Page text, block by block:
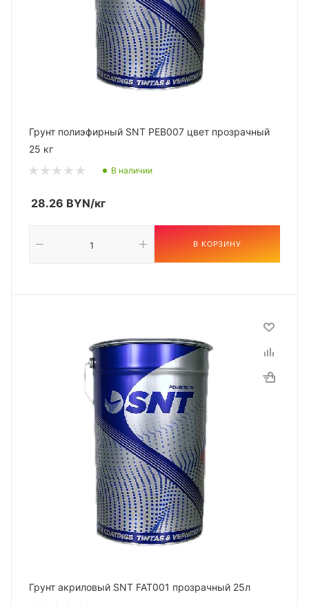
Грунт полиэфирный SNT PEB007 цвет прозрачный
25 кг
В наличии
28.26 BYN/кг
В КОРЗИНУ
Грунт акриловый SNT FAT001 прозрачный 25л